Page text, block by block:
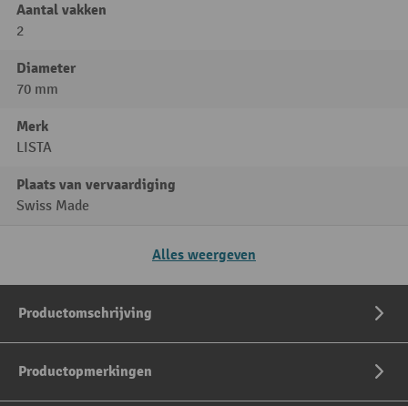
Aantal vakken
2
Diameter
70 mm
Merk
LISTA
Plaats van vervaardiging
Swiss Made
Alles weergeven
Productomschrijving
Productopmerkingen